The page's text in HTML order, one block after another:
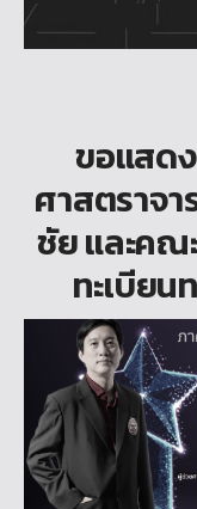
ขอแสด
ศาสตราจา
ชัย และคณ
ทะเบีย